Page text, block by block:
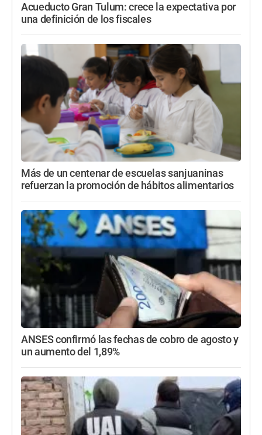
Acueducto Gran Tulum: crece la expectativa por
una definición de los fiscales
Más de un centenar de escuelas sanjuaninas
refuerzan la promoción de hábitos alimentarios
ANSES confirmó las fechas de cobro de agosto y
un aumento del 1,89%